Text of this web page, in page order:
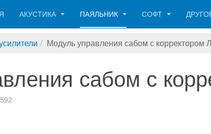
АКУСТИКА ПАЯЛЬНИК СОФТ
Модуль управления сабом с корректором
сабом с